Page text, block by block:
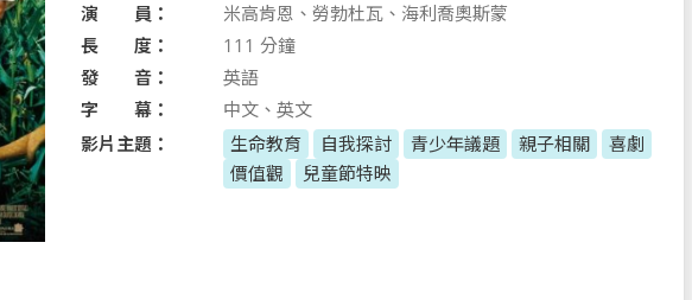
演 員：
米高肯恩、勞勃杜瓦、海利喬奧斯蒙
長 度：
111 分鐘
發 音：
英語
字 幕：
中文、英文
影片主題：
生命教育 自我探討 青少年議題 親子相關
喜劇
價值觀
兒童節特映